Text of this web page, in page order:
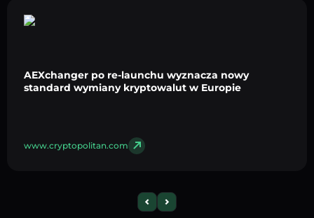
AEXchanger po re-launchu wyznacza nowy
standard wymiany kryptowalut w Europie
www.cryptopolitan.com